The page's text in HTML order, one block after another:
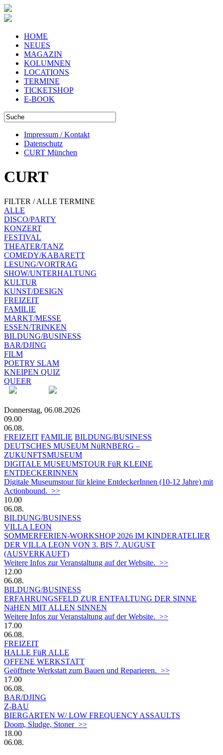
HOME
NEUES
MAGAZIN
KOLUMNEN
LOCATIONS
TERMINE
TICKETSHOP
E-BOOK
Impressum / Kontakt
Datenschutz
CURT München
CURT
FILTER / ALLE TERMINE
ALLE
DISCO/PARTY
KONZERT
FESTIVAL
THEATER/TANZ
COMEDY/KABARETT
LESUNG/VORTRAG
SHOW/UNTERHALTUNG
KULTUR
KUNST/DESIGN
FREIZEIT
FAMILIE
MARKT/MESSE
ESSEN/TRINKEN
BILDUNG/BUSINESS
BAR/DJING
FILM
POETRY SLAM
KNEIPEN QUIZ
QUEER
Donnerstag, 06.08.2026
09.00
06.08.
FREIZEIT FAMILIE BILDUNG/BUSINESS
DEUTSCHES MUSEUM NüRNBERG –
ZUKUNFTSMUSEUM
DIGITALE MUSEUMSTOUR FüR KLEINE
ENTDECKERINNEN
Digitale Museumstour für kleine EntdeckerInnen (10-12 Jahre) mit
Actionbound. >>
10.00
06.08.
BILDUNG/BUSINESS
VILLA LEON
SOMMERFERIEN-WORKSHOP 2026 IM KINDERATELIER
DER VILLA LEON VON 3. BIS 7. AUGUST
(AUSVERKAUFT)
Weitere Infos zur Veranstaltung auf der Website. >>
12.00
06.08.
BILDUNG/BUSINESS
ERFAHRUNGSFELD ZUR ENTFALTUNG DER SINNE
NäHEN MIT ALLEN SINNEN
Weitere Infos zur Veranstaltung auf der Website. >>
17.00
06.08.
FREIZEIT
HALLE FüR ALLE
OFFENE WERKSTATT
Geöffnete Werkstatt zum Bauen und Reparieren. >>
17.00
06.08.
BAR/DJING
Z-BAU
BIERGARTEN W/ LOW FREQUENCY ASSAULTS
Doom, Sludge, Stoner >>
18.00
06.08.